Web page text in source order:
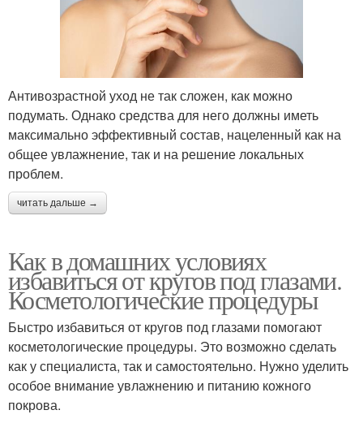
Антивозрастной уход не так сложен, как можно
подумать. Однако средства для него должны иметь
максимально эффективный состав, нацеленный как на
общее увлажнение, так и на решение локальных
проблем.
читать дальше →
Как в домашних условиях
избавиться от кругов под глазами.
Косметологические процедуры
Быстро избавиться от кругов под глазами помогают
косметологические процедуры. Это возможно сделать
как у специалиста, так и самостоятельно. Нужно уделить
особое внимание увлажнению и питанию кожного
покрова.